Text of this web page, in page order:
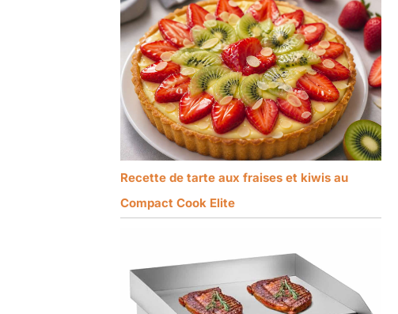
Recette de tarte aux fraises et kiwis au
Compact Cook Elite